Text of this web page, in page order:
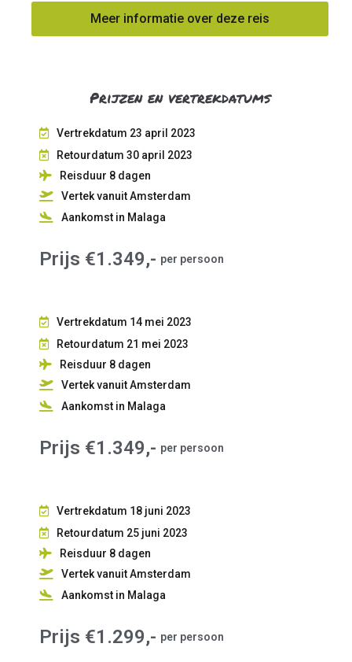
Meer informatie over deze reis
Prijzen en vertrekdatums
Vertrekdatum 23 april 2023
Retourdatum 30 april 2023
Reisduur 8 dagen
Vertek vanuit Amsterdam
Aankomst in Malaga
Prijs €1.349,- per persoon
Vertrekdatum 14 mei 2023
Retourdatum 21 mei 2023
Reisduur 8 dagen
Vertek vanuit Amsterdam
Aankomst in Malaga
Prijs €1.349,- per persoon
Vertrekdatum 18 juni 2023
Retourdatum 25 juni 2023
Reisduur 8 dagen
Vertek vanuit Amsterdam
Aankomst in Malaga
Prijs €1.299,- per persoon